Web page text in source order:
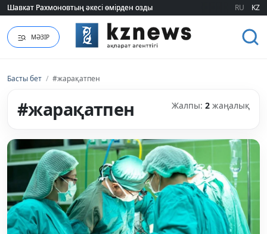
Шавкат Рахмоновтың әкесі өмірден озды
Шавкат Рахмоновтың әкесі өмірден озды RU KZ
МӘЗІР
Басты бет / #жарақатпен
#жарақатпен Жалпы: 2 жаңалық